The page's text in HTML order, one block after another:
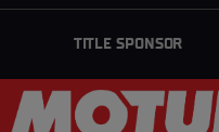
TITLE SPONSOR